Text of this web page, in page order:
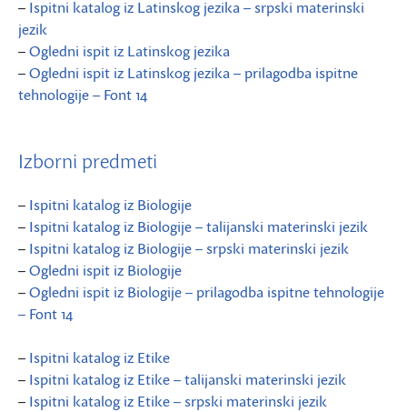
– Ispitni katalog iz Latinskog jezika – srpski materinski
jezik
–Ogledni ispit iz Latinskog jezika
–Ogledni ispit iz Latinskog jezika – prilagodba ispitne
tehnologije – Font 14
Izborni predmeti
– Ispitni katalog iz Biologije
– Ispitni katalog iz Biologije – talijanski materinski jezik
– Ispitni katalog iz Biologije – srpski materinski jezik
–Ogledni ispit iz Biologije
–Ogledni ispit iz Biologije – prilagodba ispitne tehnologije
– Font 14
– Ispitni katalog iz Etike
– Ispitni katalog iz Etike – talijanski materinski jezik
– Ispitni katalog iz Etike – srpski materinski jezik